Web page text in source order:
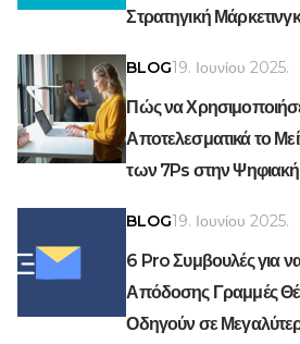
Στρατηγική Μάρκετινγκ
BLOG19. Ιουνίου 2025.
Πώς να
Αποτελεσματικά το
των 7Ps στην Ψηφιακή
BLOG19. Ιουνίου 2025.
6 Pro Συμβουλές για
Απόδοσης Γραμμές
Οδηγούν σε